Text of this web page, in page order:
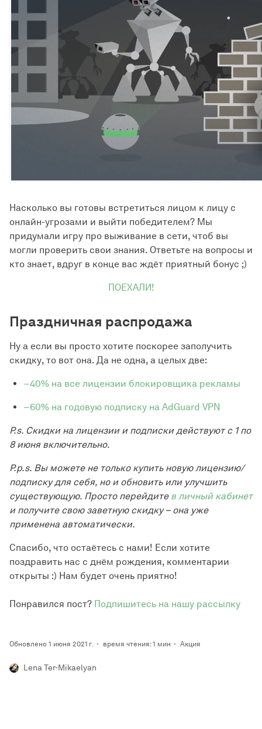
Насколько вы готовы встретиться лицом к лицу с
онлайн-угрозами и выйти победителем? Мы
придумали игру про выживание в сети, чтоб вы
могли проверить свои знания. Ответьте на вопросы и
кто знает, вдруг в конце вас ждёт приятный бонус ;)
ПОЕХАЛИ!
Праздничная распродажа
Ну а если вы просто хотите поскорее заполучить
скидку, то вот она. Да не одна, а целых две:
−40% на все лицензии блокировщика рекламы
−60% на годовую подписку на AdGuard VPN
P.s. Скидки на лицензии и подписки действуют с 1 по
8 июня включительно.
P.p.s. Вы можете не только купить новую лицензию/
подписку для себя, но и обновить или улучшить
существующую. Просто перейдите в личный кабинет
и получите свою заветную скидку – она уже
применена автоматически.
Спасибо, что остаётесь с нами! Если хотите
поздравить нас с днём рождения, комментарии
открыты :) Нам будет очень приятно!
Понравился пост? Подпишитесь на нашу рассылку
Обновлено 1 июня 2021 г. время чтения: 1 мин Акция
Lena Ter-Mikaelyan